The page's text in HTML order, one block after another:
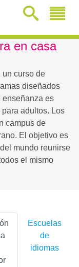
en casa
un curso de
diseñados
enseñanza es
adultos. Los
campus de
El objetivo es
mundo reunirse
el mismo
Escuelas
de
idiomas